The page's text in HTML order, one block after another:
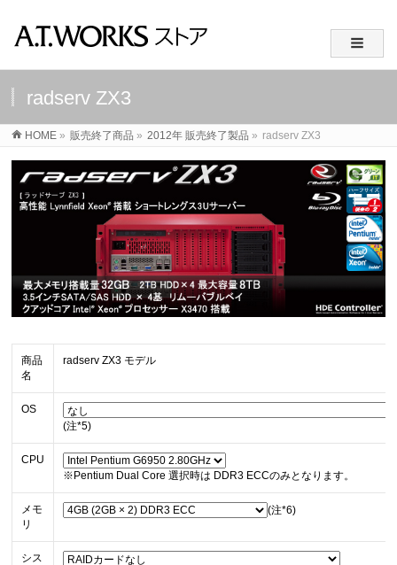
radserv ZX3
HOME » 販売終了商品 » 2012年 販売終了製品 » radserv ZX3
商品
名
radserv ZX3 モデル
OS
(注*5)
CPU
※Pentium Dual Core 選択時は DDR3 ECCのみとなります。
メモ
リ
(注*6)
シス